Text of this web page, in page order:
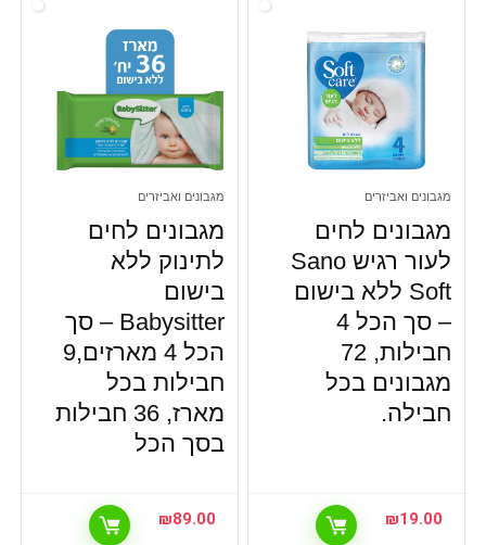
מגבונים ואביזרים
מגבונים לחים
לעור רגיש Sano
Soft ללא בישום
– סך הכל 4
חבילות, 72
מגבונים בכל
חבילה.
₪19.00
מגבונים ואביזרים
מגבונים לחים
לתינוק ללא
בישום
Babysitter – סך
הכל 4 מארזים,9
חבילות בכל
מארז, 36 חבילות
בסך הכל
₪89.00